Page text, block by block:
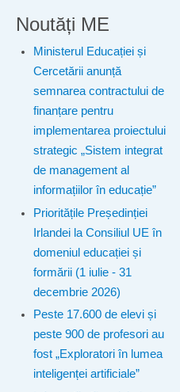
Noutăți ME
Ministerul Educației și
Cercetării anunță
semnarea contractului de
finanțare pentru
implementarea proiectului
strategic „Sistem integrat
de management al
informațiilor în educație”
Prioritățile Președinției
Irlandei la Consiliul UE în
domeniul educației și
formării (1 iulie - 31
decembrie 2026)
Peste 17.600 de elevi și
peste 900 de profesori au
fost „Exploratori în lumea
inteligenței artificiale”